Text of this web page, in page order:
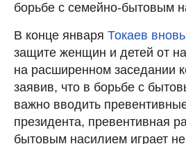
борьбе с семейно-бытовым
В конце января Токаев
защите женщин и детей от
на расширенном заседании
заявив, что в борьбе с
важно вводить
президента, превентивная
бытовым насилием играет